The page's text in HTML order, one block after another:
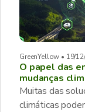
GreenYellow • 19/
O papel das
mudanças
Muitas das
climáticas